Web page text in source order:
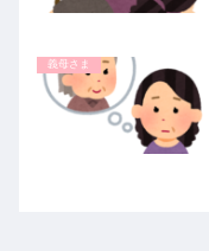
義母さま